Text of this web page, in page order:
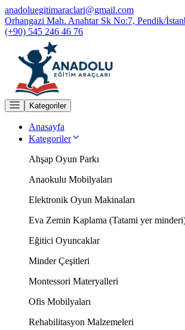
anadoluegitimaraclari@gmail.com
Orhangazi Mah. Anahtar Sk No:7, Pendik/
(+90) 545 246 46 76
Kategoriler
Anasayfa
Kategoriler
Ahşap Oyun Parkı
Anaokulu Mobilyaları
Elektronik Oyun Makinaları
Eva Zemin Kaplama (Tatami yer
Eğitici Oyuncaklar
Minder Çeşitleri
Montessori Materyalleri
Ofis Mobilyaları
Rehabilitasyon Malzemeleri